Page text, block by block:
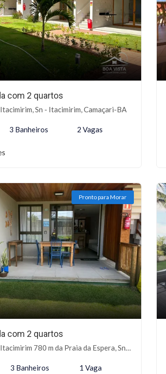
com 2 quartos
Sn - Itacimirim, Camaçari-BA
3 Banheiros 2 Vagas
Pronto para Morar
com 2 quartos
780 m da Praia da Espera, Sn - Itacimirim, Camaçari-BA
3 Banheiros 1 Vaga